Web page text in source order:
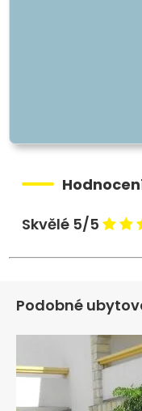
Skvělé 5/5
Podobné